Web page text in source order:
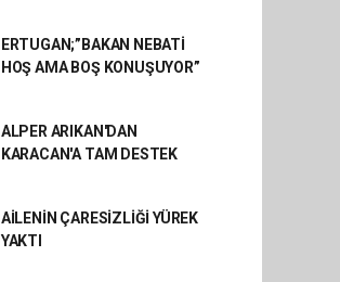
ERTUGAN;”BAKAN NEBATİ
HOŞ AMA BOŞ KONUŞUYOR”
ALPER ARIKAN'DAN
KARACAN'A TAM DESTEK
AİLENİN ÇARESİZLİĞİ YÜREK
YAKTI